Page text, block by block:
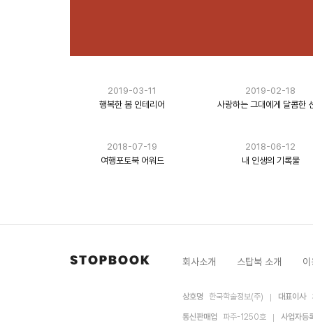
2019-03-11
행복한 봄 인테리어
2019-02-18
사랑하는 그대에게 달콤한
2018-07-19
여행포토북 어워드
2018-06-12
내 인생의 기록물
회사소개 스탑북 소개
상호명 한국학술정보(주) 대표이사
통신판매업 파주-1250호 사업자등